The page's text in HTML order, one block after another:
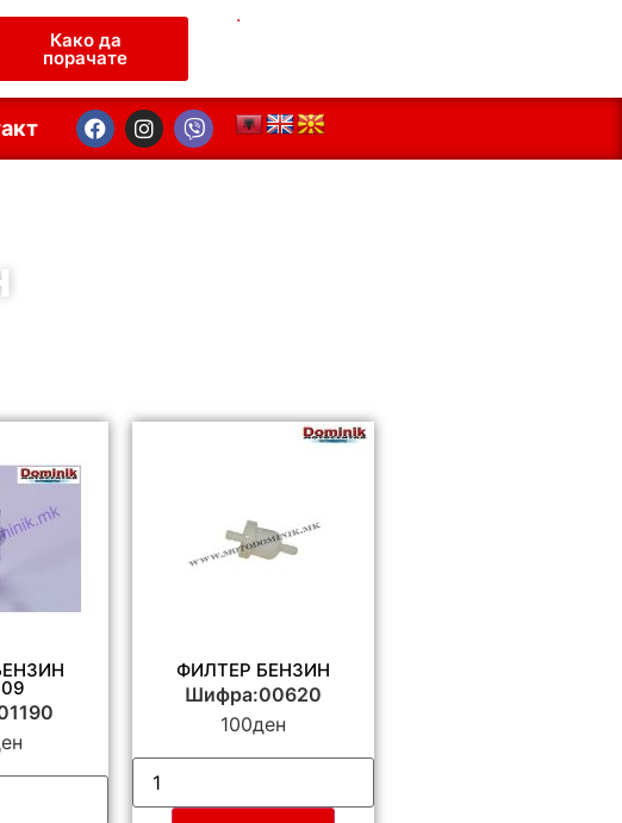
Како да
порачате
.
ФИЛТЕР БЕНЗИН
Шифра:00620
100ден